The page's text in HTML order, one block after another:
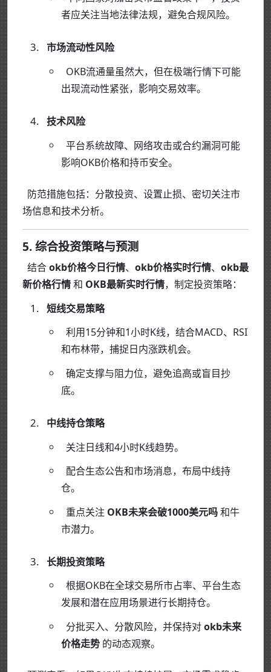
者应关注当地法律法规，避免合规风险。
市场流动性风险
OKB流通量虽然大，但在极端行情下可能
出现流动性紧张，影响交易效率。
技术风险
平台系统故障、网络攻击或合约漏洞可能
影响OKB价格和持币安全。
防范措施包括：分散投资、设置止损、密切关注市
场信息和技术分析。
5. 综合投资策略与预测
结合okb价格今日行情、 okb价格实时行情、 okb最
新价格行情和 OKB最新实时行情，制定投资策略：
短线交易策略
利用15分钟和1小时K线，结合MACD、RSI
和布林带，捕捉日内涨跌机会。
确定支撑与阻力位，避免追高或盲目抄
底。
中线持仓策略
关注日线和4小时K线趋势。
配合生态公告和市场消息，布局中线持
仓。
重点关注 OKB未来会破1000美元吗和牛
市潜力。
长期投资策略
根据OKB在全球交易所市占率、平台生态
发展和潜在应用场景进行长期持仓。
分批买入、分散风险，并保持对okb未来
价格走势 的动态观察。